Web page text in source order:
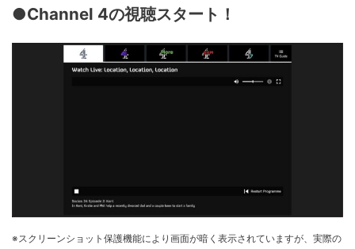
●Channel 4の視聴スタート！
※スクリーンショット保護機能により画面が暗く表示されていますが、実際の